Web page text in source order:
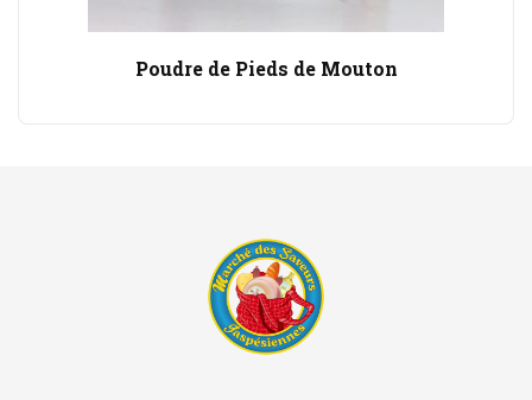
Poudre de Pieds de Mouton